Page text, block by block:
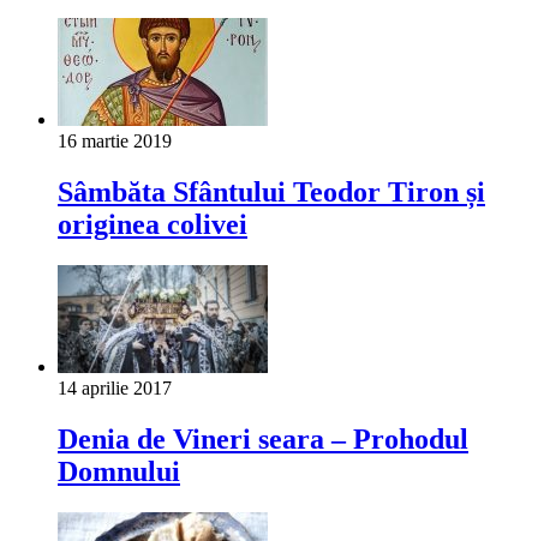
16 martie 2019
Sâmbăta Sfântului Teodor Tiron și
originea colivei
14 aprilie 2017
Denia de Vineri seara – Prohodul
Domnului